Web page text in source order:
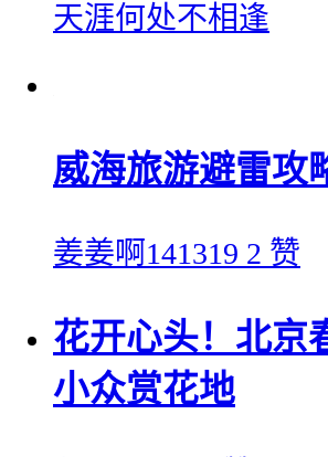
天涯何处不相逢
威海旅游避雷攻
姜姜啊141319 2 赞
花开心头！北京
小众赏花地